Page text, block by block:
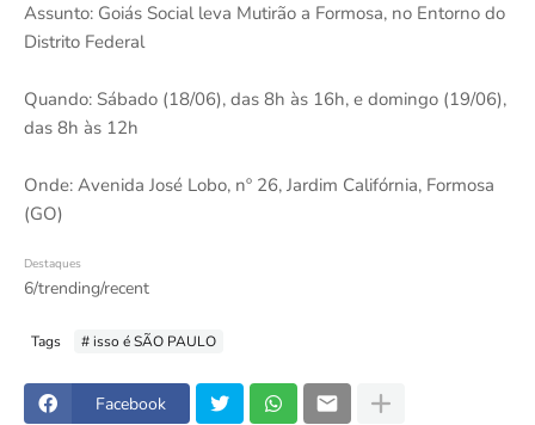
Assunto: Goiás Social leva Mutirão a Formosa, no Entorno do
Distrito Federal
Quando: Sábado (18/06), das 8h às 16h, e domingo (19/06),
das 8h às 12h
Onde: Avenida José Lobo, nº 26, Jardim Califórnia, Formosa
(GO)
Destaques
6/trending/recent
Tags # isso é SÃO PAULO
Facebook